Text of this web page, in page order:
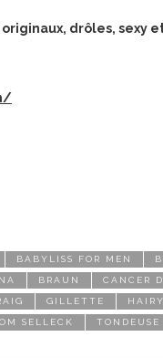
originaux, drôles, sexy
BABYLISS FOR MEN
BRAUN CANCER
GILLETTE
SELLECK